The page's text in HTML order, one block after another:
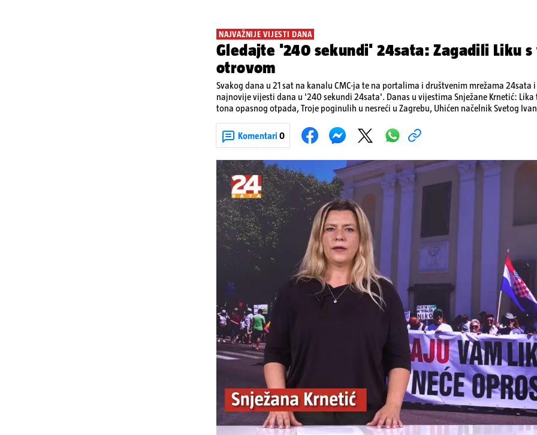
NAJVAŽNIJE VIJESTI DANA
Gledajte '240 sekundi' 24sata: Zagadili Liku s
otrovom
Svakog dana u 21 sat na kanalu CMC-ja te na portalima i društvenim mrežama 24sata
najnovije vijesti dana u '240 sekundi 24sata'. Danas u vijestima Snježane Krnetić: Lika
tona opasnog otpada, Troje poginulih u nesreći u Zagrebu, Uhićen načelnik Svetog
Komentari 0
Pokretanje videa...